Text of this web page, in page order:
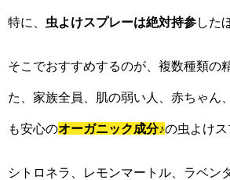
特に、 虫よけスプレーは絶対持参した
そこでおすすめするのが、複数種類の
た、家族全員、肌の弱い人、赤ちゃん
も安心のオーガニック成分♪の虫よけス
シトロネラ、レモンマートル、ラベン